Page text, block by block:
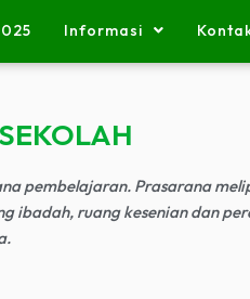
Informasi
pembelajaran. Prasarana
ibadah, ruang kesenian dan